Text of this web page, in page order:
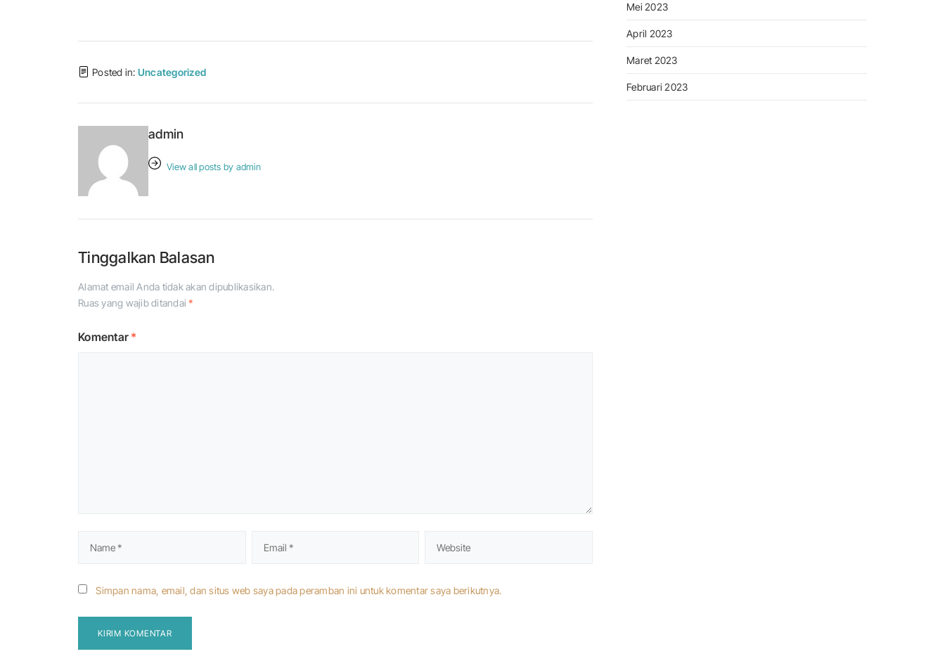
Posted in: Uncategorized
admin
View all posts by admin
Tinggalkan Balasan
Alamat email Anda tidak akan dipublikasikan.
Ruas yang wajib ditandai*
Komentar *
Simpan nama, email, dan situs web saya pada peramban ini untuk komentar saya berikutnya.
Mei 2023
April 2023
Maret 2023
Februari 2023